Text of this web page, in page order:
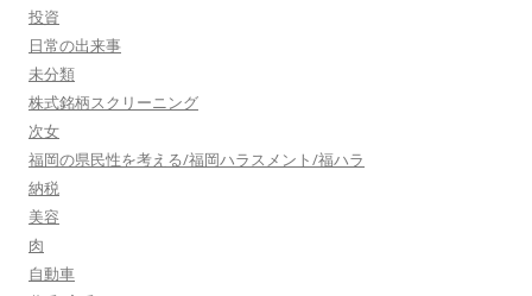
投資
日常の出来事
未分類
株式銘柄スクリーニング
次女
福岡の県民性を考える/福岡ハラスメント/福ハラ
納税
美容
肉
自動車